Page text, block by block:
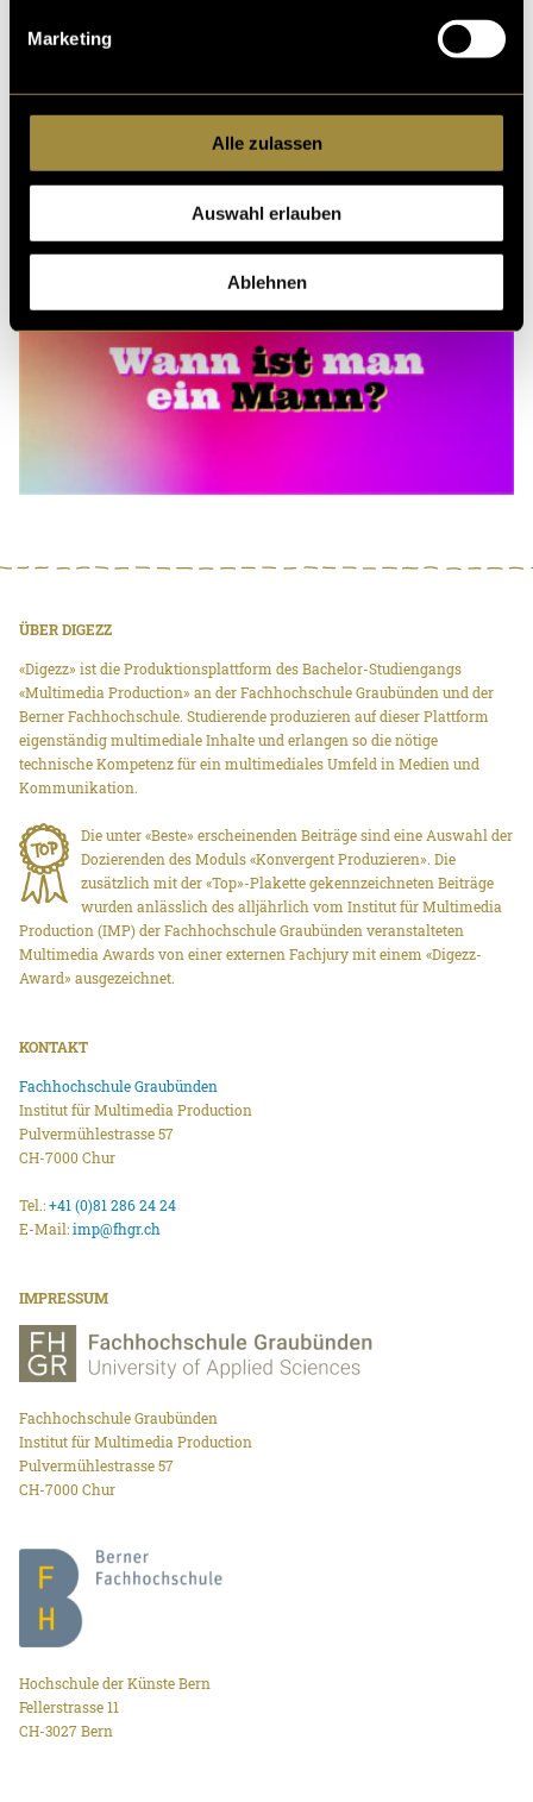
Marketing
Alle zulassen
Auswahl erlauben
Ablehnen
ÜBER DIGEZZ
«Digezz» ist die Produktionsplattform des Bachelor-Studiengangs
«Multimedia Production» an der Fachhochschule Graubünden und der
Berner Fachhochschule. Studierende produzieren auf dieser Plattform
eigenständig multimediale Inhalte und erlangen so die nötige
technische Kompetenz für ein multimediales Umfeld in Medien und
Kommunikation.
Die unter «Beste» erscheinenden Beiträge sind eine Auswahl der
Dozierenden des Moduls «Konvergent Produzieren». Die
zusätzlich mit der «Top»-Plakette gekennzeichneten Beiträge
wurden anlässlich des alljährlich vom Institut für Multimedia
Production (IMP) der Fachhochschule Graubünden veranstalteten
Multimedia Awards von einer externen Fachjury mit einem «Digezz-
Award» ausgezeichnet.
KONTAKT
Fachhochschule Graubünden
Institut für Multimedia Production
Pulvermühlestrasse 57
CH-7000 Chur
Tel.:+41 (0)81 286 24 24
E-Mail:imp@fhgr.ch
IMPRESSUM
Fachhochschule Graubünden
Institut für Multimedia Production
Pulvermühlestrasse 57
CH-7000 Chur
Hochschule der Künste Bern
Fellerstrasse 11
CH-3027 Bern